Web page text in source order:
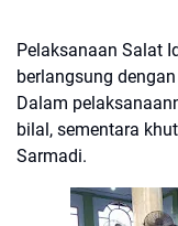
Pelaksanaan Salat
berlangsung
Dalam
bilal, sementara
Sarmadi.